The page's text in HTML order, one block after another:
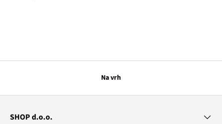
Na vrh
SHOP d.o.o.